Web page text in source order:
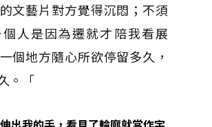
文藝片對方覺得沉悶；不須
人是因為遷就才陪我看展
個地方隨心所欲停留多久，
。「